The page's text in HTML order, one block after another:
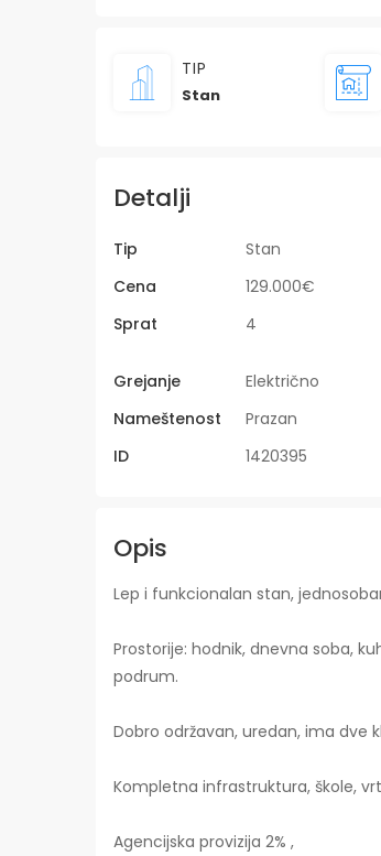
TIP
Stan
Detalji
Tip Stan
Cena
129.000€
Sprat
4
Grejanje Električno
Nameštenost
Prazan
ID
1420395
Opis
Lep i funkcionalan stan,
Prostorije: hodnik, dnevna soba,
podrum.
Dobro održavan, uredan, ima dve
Kompletna infrastruktura, škole,
Agencijska provizija 2% ,